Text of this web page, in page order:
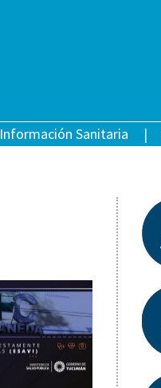
Información Sanitaria